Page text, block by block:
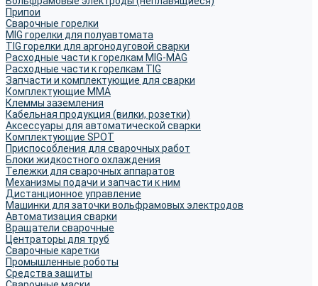
Припои
Сварочные горелки
MIG горелки для полуавтомата
TIG горелки для аргонодуговой сварки
Расходные части к горелкам MIG-MAG
Расходные части к горелкам TIG
Запчасти и комплектующие для сварки
Комплектующие ММА
Клеммы заземления
Кабельная продукция (вилки, розетки)
Аксессуары для автоматической сварки
Комплектующие SPOT
Приспособления для сварочных работ
Блоки жидкостного охлаждения
Тележки для сварочных аппаратов
Механизмы подачи и запчасти к ним
Дистанционное управление
Машинки для заточки вольфрамовых электродов
Автоматизация сварки
Вращатели сварочные
Центраторы для труб
Сварочные каретки
Промышленные роботы
Средства защиты